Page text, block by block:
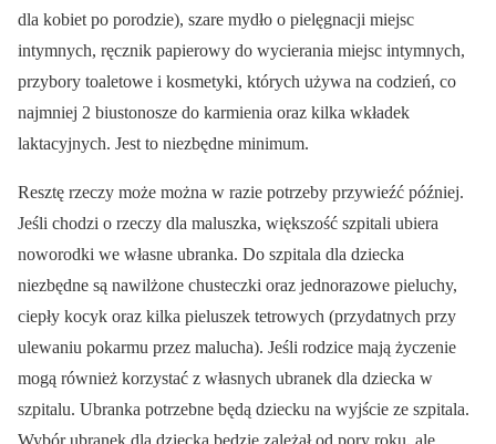
dla kobiet po porodzie), szare mydło o pielęgnacji miejsc
intymnych, ręcznik papierowy do wycierania miejsc intymnych,
przybory toaletowe i kosmetyki, których używa na codzień, co
najmniej 2 biustonosze do karmienia oraz kilka wkładek
laktacyjnych. Jest to niezbędne minimum.
Resztę rzeczy może można w razie potrzeby przywieźć później.
Jeśli chodzi o rzeczy dla maluszka, większość szpitali ubiera
noworodki we własne ubranka. Do szpitala dla dziecka
niezbędne są nawilżone chusteczki oraz jednorazowe pieluchy,
ciepły kocyk oraz kilka pieluszek tetrowych (przydatnych przy
ulewaniu pokarmu przez malucha). Jeśli rodzice mają życzenie
mogą również korzystać z własnych ubranek dla dziecka w
szpitalu. Ubranka potrzebne będą dziecku na wyjście ze szpitala.